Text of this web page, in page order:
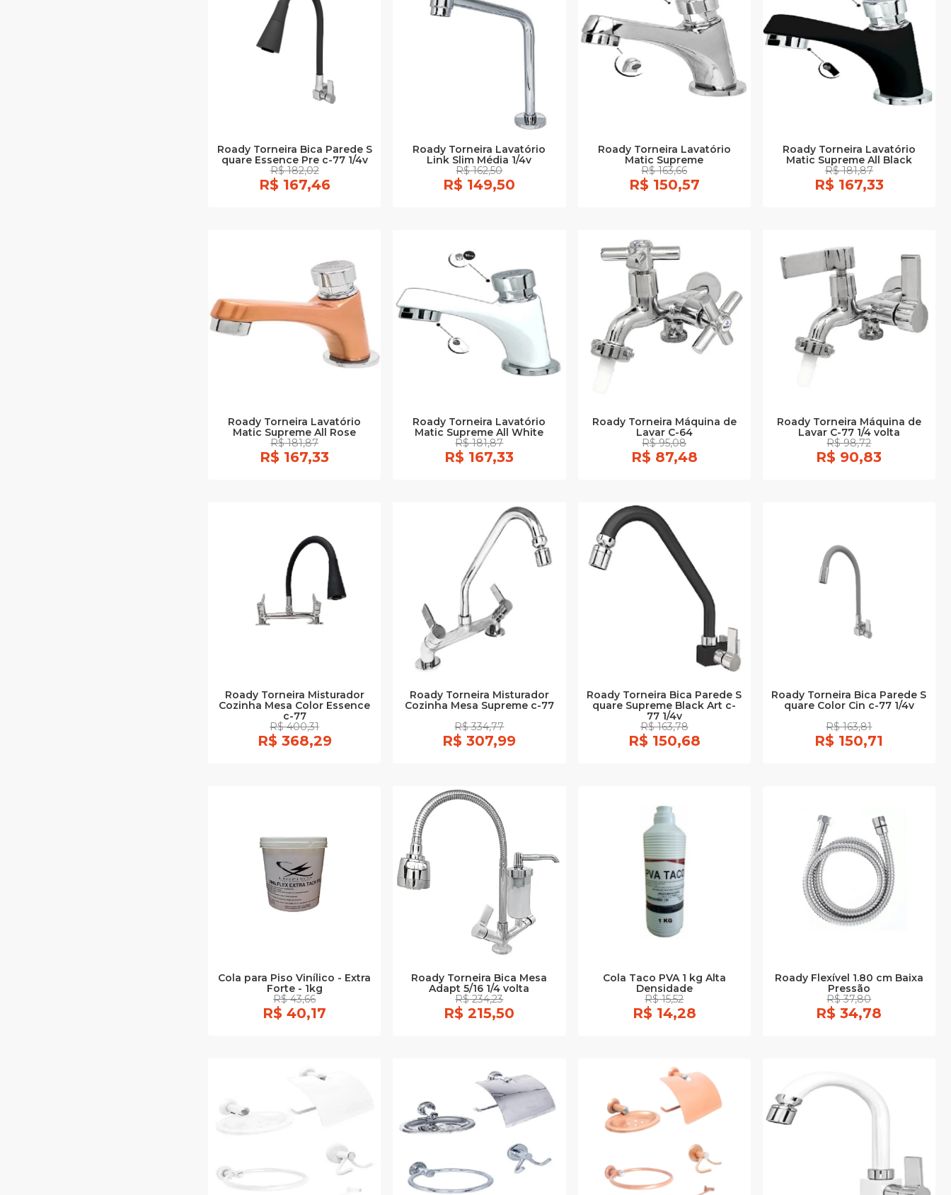
Roady Torneira Bica Parede S
quare Essence Pre c-77 1/4v
R$ 182,02
R$ 167,46
Roady Torneira Lavatório
Link Slim Média 1/4v
R$ 162,50
R$ 149,50
Roady Torneira Lavatório
Matic Supreme
R$ 163,66
R$ 150,57
Roady Torneira Lavatório
Matic Supreme All Black
R$ 181,87
R$ 167,33
Roady Torneira Lavatório
Matic Supreme All Rose
R$ 181,87
R$ 167,33
Roady Torneira Lavatório
Matic Supreme All White
R$ 181,87
R$ 167,33
Roady Torneira Máquina de
Lavar C-64
R$ 95,08
R$ 87,48
Roady Torneira Máquina de
Lavar C-77 1/4 volta
R$ 98,72
R$ 90,83
Roady Torneira Misturador
Cozinha Mesa Color Essence
c-77
R$ 400,31
R$ 368,29
Roady Torneira Misturador
Cozinha Mesa Supreme c-77
R$ 334,77
R$ 307,99
Roady Torneira Bica Parede S
quare Supreme Black Art c-
77 1/4v
R$ 163,78
R$ 150,68
Roady Torneira Bica Parede S
quare Color Cin c-77 1/4v
R$ 163,81
R$ 150,71
Cola para Piso Vinílico - Extra
Forte - 1kg
R$ 43,66
R$ 40,17
Roady Torneira Bica Mesa
Adapt 5/16 1/4 volta
R$ 234,23
R$ 215,50
Cola Taco PVA 1 kg Alta
Densidade
R$ 15,52
R$ 14,28
Roady Flexível 1.80 cm Baixa
Pressão
R$ 37,80
R$ 34,78